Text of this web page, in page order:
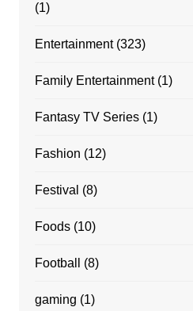
(1)
Entertainment(323)
Family Entertainment(1)
Fantasy TV Series (1)
Fashion (12)
Festival (8)
Foods (10)
Football (8)
gaming (1)